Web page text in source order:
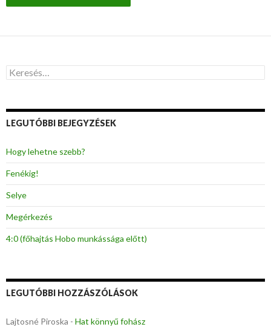
K
e
s
é
:
LEGUTÓBBI BEJEGYZÉSEK
Hogy lehetne szebb?
Fenékig!
Selye
Megérkezés
4:0 (főhajtás Hobo munkássága előtt)
LEGUTÓBBI HOZZÁSZÓLÁSOK
Lajtosné Piroska - Hat könnyű fohász